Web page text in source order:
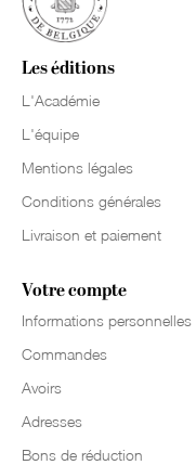
Les éditions
L'Académie
L'équipe
Mentions légales
Conditions générales
Livraison et paiement
Votre compte
Informations personnelles
Commandes
Avoirs
Adresses
Bons de réduction